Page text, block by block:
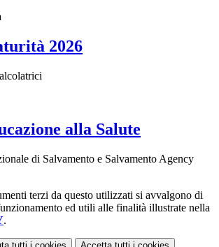
2026
alla Salute
di Salvamento e Salvamento Agency
terzi da questo utilizzati si avvalgono di
ed utili alle finalità illustrate nella
.